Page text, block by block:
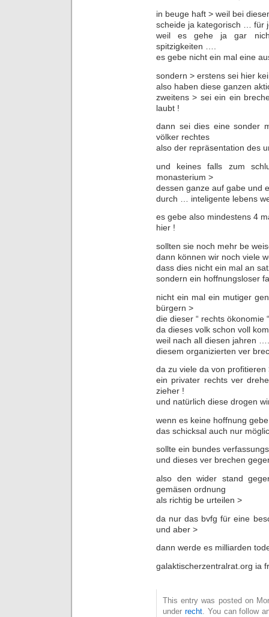
in beuge haft > weil bei
scheide ja kategorisch … für
weil es gehe ja gar
spitzigkeiten ….
es gebe nicht ein mal eine
sondern > erstens sei hier
also haben diese ganzen
zweitens > sei ein ein
laubt !
dann sei dies eine sonder
völker rechtes
also der repräsentation des
und keines falls zum
monasterium >
dessen ganze auf gabe und
durch … inteligente lebens
es gebe also mindestens 4
hier !
sollten sie noch mehr be
dann können wir noch viele
dass dies nicht ein mal an
sondern ein hoffnungsloser
nicht ein mal ein mutiger
bürgern >
die dieser “ rechts ökonomie
da dieses volk schon voll
weil nach all diesen jahren
diesem organizierten ver
da zu viele da von
ein privater rechts ver
zieher !
und natürlich diese drogen
wenn es keine hoffnung
das schicksal auch nur
sollte ein bundes
und dieses ver brechen
also den wider stand
gemäsen ordnung
als richtig be urteilen >
da nur das bvfg für eine
und aber >
dann werde es milliarden
galaktischerzentralrat.org ia
This entry was posted on
under recht. You can follow